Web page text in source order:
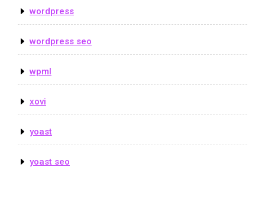
wordpress
wordpress seo
wpml
xovi
yoast
yoast seo